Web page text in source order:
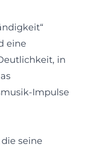
eine
in
Impulse
seine